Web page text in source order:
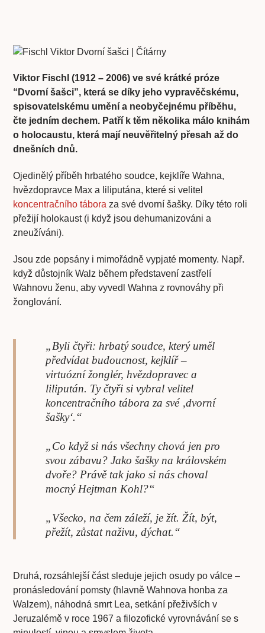
Viktor Fischl (1912 – 2006) ve své krátké próze
“Dvorní šašci”, která se díky jeho vypravěčskému,
spisovatelskému umění a neobyčejnému příběhu,
čte jedním dechem. Patří k těm několika málo knihám
o holocaustu, která mají neuvěřitelný přesah až do
dnešních dnů.
Ojedinělý příběh hrbatého soudce, kejklíře Wahna,
hvězdopravce Max a liliputána, které si velitel
koncentračního tábora za své dvorní šašky. Díky této roli
přežijí holokaust (i když jsou dehumanizováni a
zneužíváni).
Jsou zde popsány i mimořádně vypjaté momenty. Např.
když důstojník Walz během představení zastřelí
Wahnovu ženu, aby vyvedl Wahna z rovnováhy při
žonglování.
„Byli čtyři: hrbatý soudce, který uměl
předvídat budoucnost, kejklíř –
virtuózní žonglér, hvězdopravec a
lilipután. Ty čtyři si vybral velitel
koncentračního tábora za své ‚dvorní
šašky‘.“
„Co když si nás všechny chová jen pro
svou zábavu? Jako šašky na královském
dvoře? Právě tak jako si nás choval
mocný Hejtman Kohl?“
„Všecko, na čem záleží, je žít. Žít, být,
přežít, zůstat naživu, dýchat.“
Druhá, rozsáhlejší část sleduje jejich osudy po válce –
pronásledování pomsty (hlavně Wahnova honba za
Walzem), náhodná smrt Lea, setkání přeživších v
Jeruzalémě v roce 1967 a filozofické vyrovnávání se s